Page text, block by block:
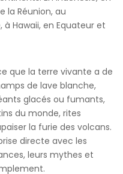
la Réunion, au
Hawaii, en Equateur et
que la terre vivante a de
de lave blanche,
glacés ou fumants,
du monde, rites
la furie des volcans.
directe avec les
leurs mythes et